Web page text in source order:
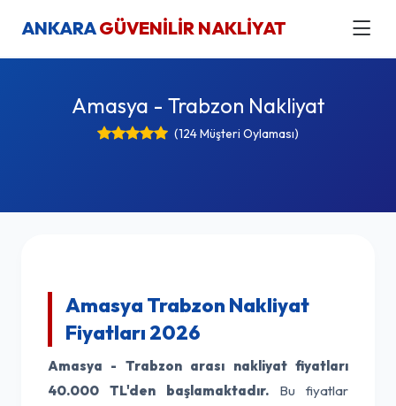
ANKARAGÜVENİLİR NAKLİYAT
Amasya - Trabzon Nakliyat
(124 Müşteri Oylaması)
Amasya Trabzon Nakliyat
Fiyatları 2026
Amasya - Trabzon arası nakliyat fiyatları
40.000 TL'den başlamaktadır. Bu fiyatlar